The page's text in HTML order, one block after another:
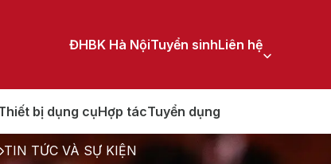
ĐHBK Hà NộiTuyển sinhLiên hệ
bị dụng cụHợp tácTuyển dụng
TIN TỨC VÀ SỰ KIỆN